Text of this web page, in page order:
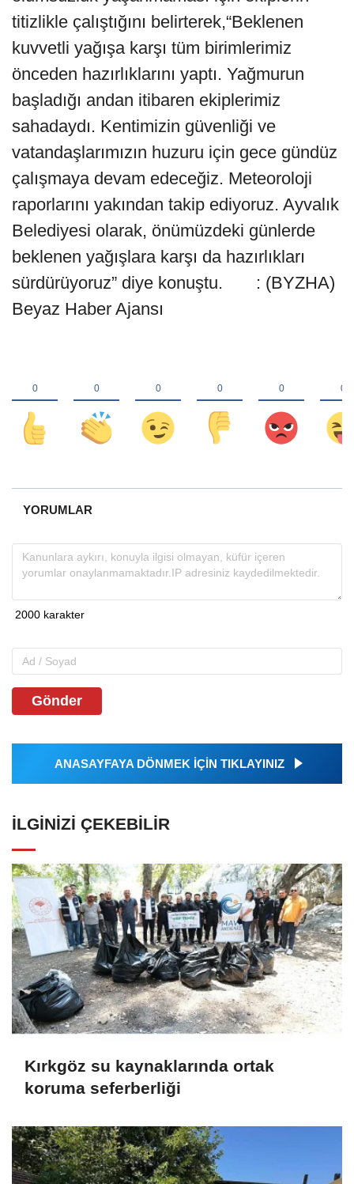
titizlikle çalıştığını belirterek,“Beklenen
kuvvetli yağışa karşı tüm birimlerimiz
önceden hazırlıklarını yaptı. Yağmurun
başladığı andan itibaren ekiplerimiz
sahadaydı. Kentimizin güvenliği ve
vatandaşlarımızın huzuru için gece gündüz
çalışmaya devam edeceğiz. Meteoroloji
raporlarını yakından takip ediyoruz. Ayvalık
Belediyesi olarak, önümüzdeki günlerde
beklenen yağışlara karşı da hazırlıkları
sürdürüyoruz” diye konuştu. : (BYZHA)
Beyaz Haber Ajansı
YORUMLAR
Gönder
ANASAYFAYA DÖNMEK İÇİN TIKLAYINIZ
İLGINIZI ÇEKEBILIR
Kırkgöz su kaynaklarında ortak
koruma seferberliği